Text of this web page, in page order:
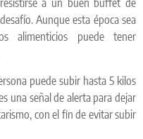
a un buen buffet de
Aunque esta época sea
alimenticios puede tener
puede subir hasta 5 kilos
una señal de alerta para dejar
con el fin de evitar subir